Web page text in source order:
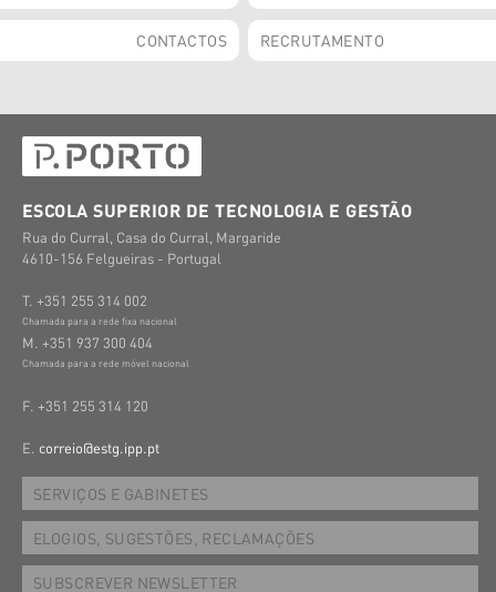
CONTACTOS RECRUTAMENTO
ESCOLA SUPERIOR DE TECNOLOGIA E GESTÃO
Rua do Curral, Casa do Curral, Margaride
4610-156 Felgueiras - Portugal
T. +351 255 314 002
Chamada para a rede fixa nacional
M. +351 937 300 404
Chamada para a rede móvel nacional
F. +351 255 314 120
E. correio@estg.ipp.pt
SERVIÇOS E GABINETES
ELOGIOS, SUGESTÕES, RECLAMAÇÕES
SUBSCREVER NEWSLETTER